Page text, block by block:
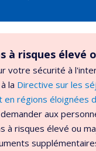
à risques élevé
votre sécurité à
la Directive sur les
régions éloignées
aux
à risques élevé ou